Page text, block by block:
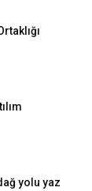
yolu yaz